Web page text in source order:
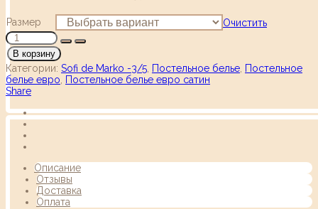
Размер Очистить
В корзину
Категории: Sofi de Marko -3/5 Постельное белье Постельное
белье евро
Постельное белье евро сатин
Share
Описание
Отзывы
Доставка
Оплата